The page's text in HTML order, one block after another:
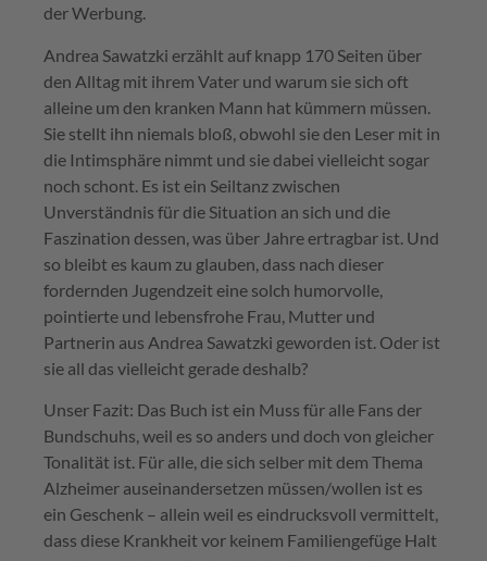
der Werbung.
Andrea Sawatzki erzählt auf knapp 170 Seiten über
den Alltag mit ihrem Vater und warum sie sich oft
alleine um den kranken Mann hat kümmern müssen.
Sie stellt ihn niemals bloß, obwohl sie den Leser mit in
die Intimsphäre nimmt und sie dabei vielleicht sogar
noch schont. Es ist ein Seiltanz zwischen
Unverständnis für die Situation an sich und die
Faszination dessen, was über Jahre ertragbar ist. Und
so bleibt es kaum zu glauben, dass nach dieser
fordernden Jugendzeit eine solch humorvolle,
pointierte und lebensfrohe Frau, Mutter und
Partnerin aus Andrea Sawatzki geworden ist. Oder ist
sie all das vielleicht gerade deshalb?
Unser Fazit: Das Buch ist ein Muss für alle Fans der
Bundschuhs, weil es so anders und doch von gleicher
Tonalität ist. Für alle, die sich selber mit dem Thema
Alzheimer auseinandersetzen müssen/wollen ist es
ein Geschenk – allein weil es eindrucksvoll vermittelt,
dass diese Krankheit vor keinem Familiengefüge Halt